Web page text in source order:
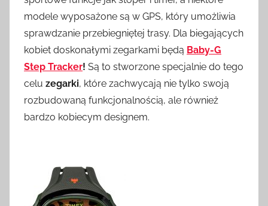
modele wyposażone są w GPS, który umożliwia
sprawdzanie przebiegniętej trasy. Dla biegających
kobiet doskonałymi zegarkami będą Baby-G
Step Tracker! Są to stworzone specjalnie do tego
celu zegarki, które zachwycają nie tylko swoją
rozbudowaną funkcjonalnością, ale również
bardzo kobiecym designem.